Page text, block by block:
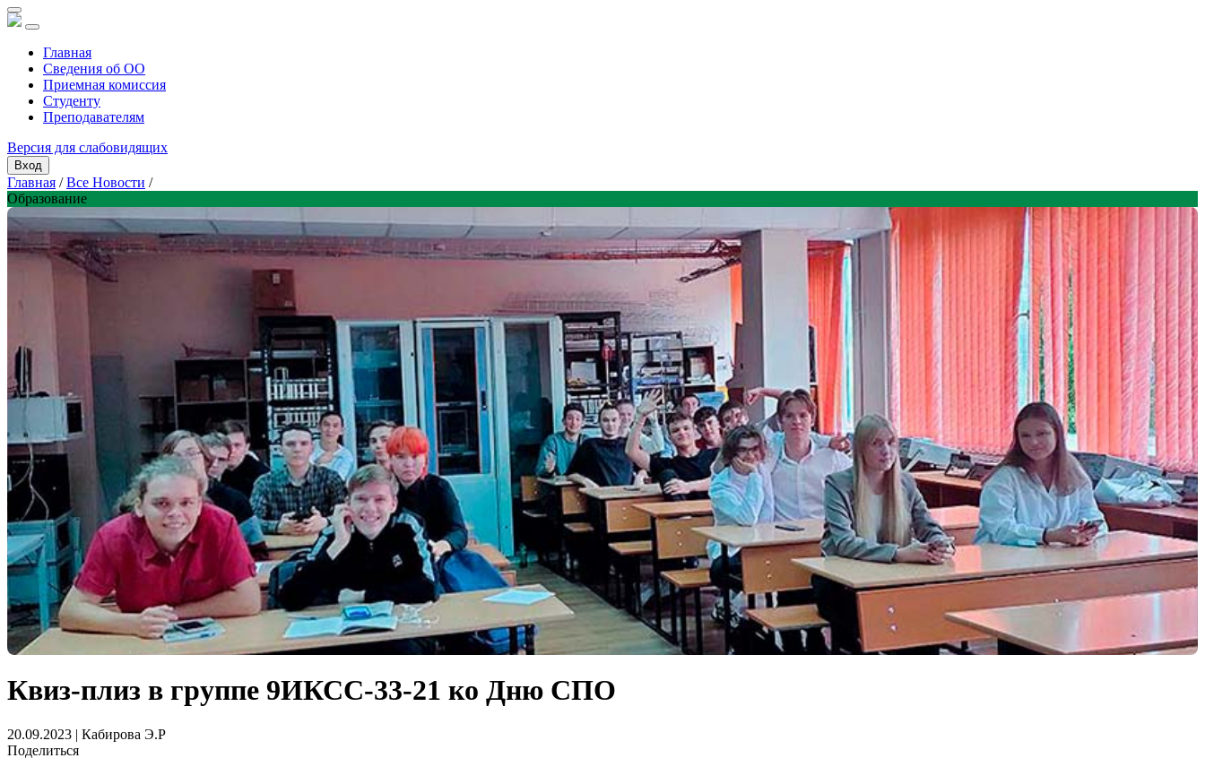
Главная
Сведения об ОО
Приемная комиссия
Студенту
Преподавателям
Версия для слабовидящих
Вход
Главная /Все Новости /
Образование
Квиз-плиз в группе 9ИКСС-33-21 ко Дню СПО
20.09.2023 | Кабирова Э.Р
Поделиться